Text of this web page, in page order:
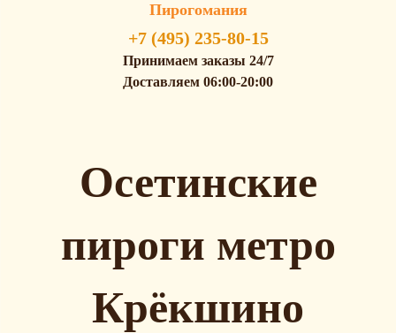
Пирогомания
+7 (495) 235-80-15
Принимаем заказы 24/7
Доставляем 06:00-20:00
Осетинские
пироги метро
Крёкшино